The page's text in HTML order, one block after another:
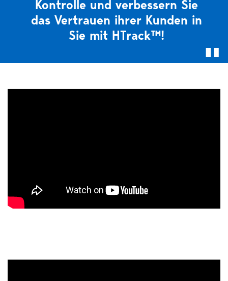
Kontrolle und verbessern Sie
das Vertrauen ihrer Kunden in
Sie mit HTrack™!